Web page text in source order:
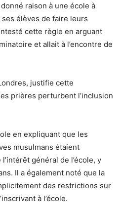
raison à une école à
élèves de faire leurs
cette règle en arguant
et allait à l’encontre de
justifie cette
prières perturbent l’inclusion
en expliquant que les
musulmans étaient
général de l’école, y
Il a également noté que la
des restrictions sur
à l’école.